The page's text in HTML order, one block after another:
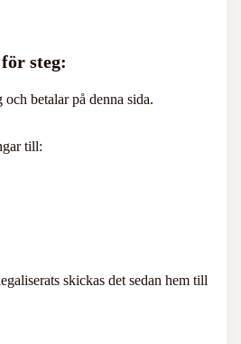
steg:
betalar på denna sida.
till:
skickas det sedan hem till